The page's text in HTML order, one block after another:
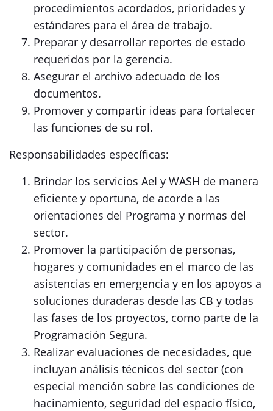
procedimientos acordados, prioridades y
estándares para el área de trabajo.
Preparar y desarrollar reportes de estado
requeridos por la gerencia.
Asegurar el archivo adecuado de los
documentos.
Promover y compartir ideas para fortalecer
las funciones de su rol.
Responsabilidades específicas:
Brindar los servicios AeI y WASH de manera
eficiente y oportuna, de acorde a las
orientaciones del Programa y normas del
sector.
Promover la participación de personas,
hogares y comunidades en el marco de las
asistencias en emergencia y en los apoyos a
soluciones duraderas desde las CB y todas
las fases de los proyectos, como parte de la
Programación Segura.
Realizar evaluaciones de necesidades, que
incluyan análisis técnicos del sector (con
especial mención sobre las condiciones de
hacinamiento, seguridad del espacio físico,